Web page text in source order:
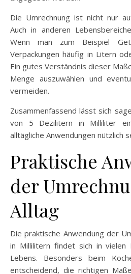
Die Umrechnung ist nicht nur
Auch in anderen
Wenn man zum Beispiel
Verpackungen häufig in Litern
Ein gutes Verständnis dieser
Menge auszuwählen und
vermeiden.
Zusammenfassend lässt sich
von 5 Dezilitern in Milliliter
alltägliche Anwendungen nützlich
Praktische
der
Alltag
Die praktische Anwendung der
in Millilitern findet sich in vielen
Lebens. Besonders beim
entscheidend, die richtigen